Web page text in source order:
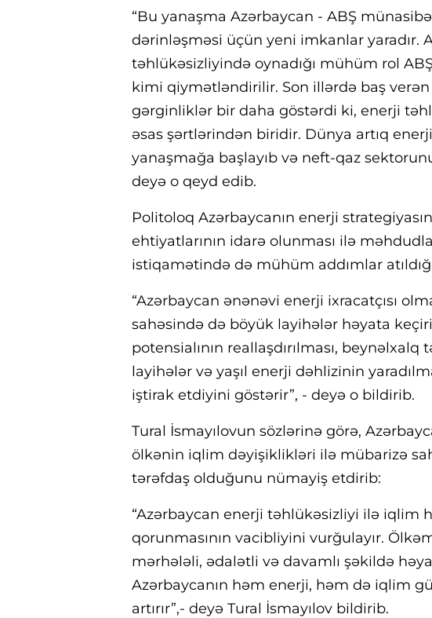
“Bu yanaşma Azərbaycan - ABŞ
dərinləşməsi üçün yeni imkanlar yaradır.
təhlükəsizliyində oynadığı mühüm rol
kimi qiymətləndirilir. Son illərdə baş verən
gərginliklər bir daha göstərdi ki, enerji
əsas şərtlərindən biridir. Dünya artıq
yanaşmağa başlayıb və neft-qaz
deyə o qeyd edib.
Politoloq Azərbaycanın enerji
ehtiyatlarının idarə olunması ilə
istiqamətində də mühüm addımlar
“Azərbaycan ənənəvi enerji ixracatçısı
sahəsində də böyük layihələr həyata
potensialının reallaşdırılması,
layihələr və yaşıl enerji dəhlizinin
iştirak etdiyini göstərir”, - deyə o bildirib.
Tural İsmayılovun sözlərinə görə,
ölkənin iqlim dəyişiklikləri ilə mübarizə
tərəfdaş olduğunu nümayiş etdirib:
“Azərbaycan enerji təhlükəsizliyi ilə iqlim
qorunmasının vacibliyini vurğulayır.
mərhələli, ədalətli və davamlı şəkildə
Azərbaycanın həm enerji, həm də iqlim
artırır”,- deyə Tural İsmayılov bildirib.